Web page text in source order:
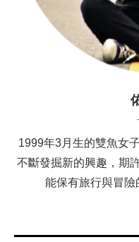
1999年3月生的雙魚女
不斷發掘新的興趣，期
能保有旅行與冒險